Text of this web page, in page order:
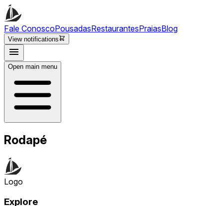
Fale ConoscoPousadasRestaurantesPraiasBlog
View notifications
Open main menu
Rodapé
Logo
Explore